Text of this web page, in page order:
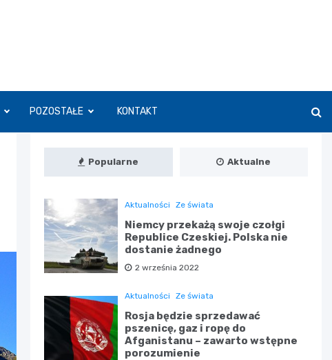
POZOSTAŁE KONTAKT
Popularne Aktualne
Aktualności Ze świata
Niemcy przekażą swoje czołgi
Republice Czeskiej. Polska nie
dostanie żadnego
2 września 2022
Aktualności Ze świata
Rosja będzie sprzedawać
pszenicę, gaz i ropę do
Afganistanu – zawarto wstępne
porozumienie